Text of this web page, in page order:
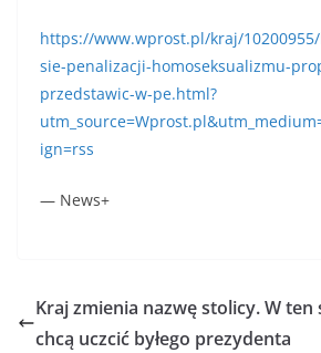
https://www.wprost.pl/kraj/
sie-penalizacji-homoseksualizmu-
przedstawic-w-pe.html?
ign=rss
— News+
Kraj zmienia nazwę stolicy. W
chcą uczcić byłego prezydenta